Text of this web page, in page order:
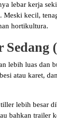
lebar kerja
Meski kecil,
hortikultura.
Sedang
lebih luas dan
atau karet,
lebih besar
bahkan trailer